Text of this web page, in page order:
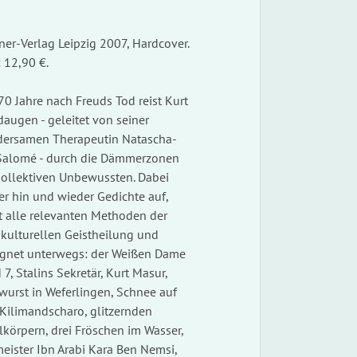
Verlag Leipzig 2007, Hardcover.
12,90 €.
Jahre nach Freuds Tod reist Kurt
- geleitet von seiner
Therapeutin Natascha-
- durch die Dämmerzonen
Unbewussten. Dabei
hin und wieder Gedichte auf,
alle relevanten Methoden der
Geistheilung und
unterwegs: der Weißen Dame
7, Stalins Sekretär, Kurt Masur,
in Weferlingen, Schnee auf
glitzernden
drei Fröschen im Wasser,
Ibn Arabi Kara Ben Nemsi,